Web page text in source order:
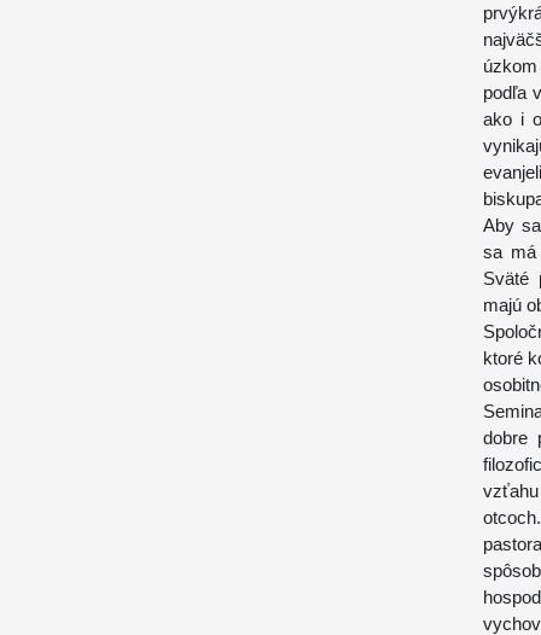
podľa
ako i
Aby
sa má
Sväté
majú
ktoré
dobre